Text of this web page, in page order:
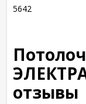
5642
отзывы